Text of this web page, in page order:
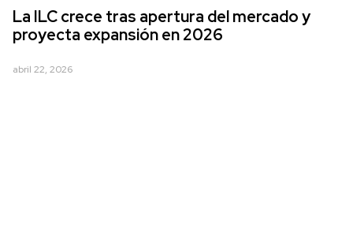
La ILC crece tras apertura del mercado y
proyecta expansión en 2026
abril 22, 2026